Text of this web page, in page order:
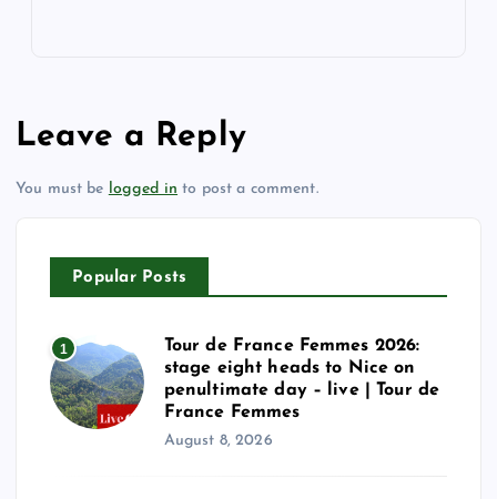
Leave a Reply
You must be logged in to post a comment.
Popular Posts
1
Tour de France Femmes 2026:
stage eight heads to Nice on
penultimate day – live | Tour de
France Femmes
August 8, 2026